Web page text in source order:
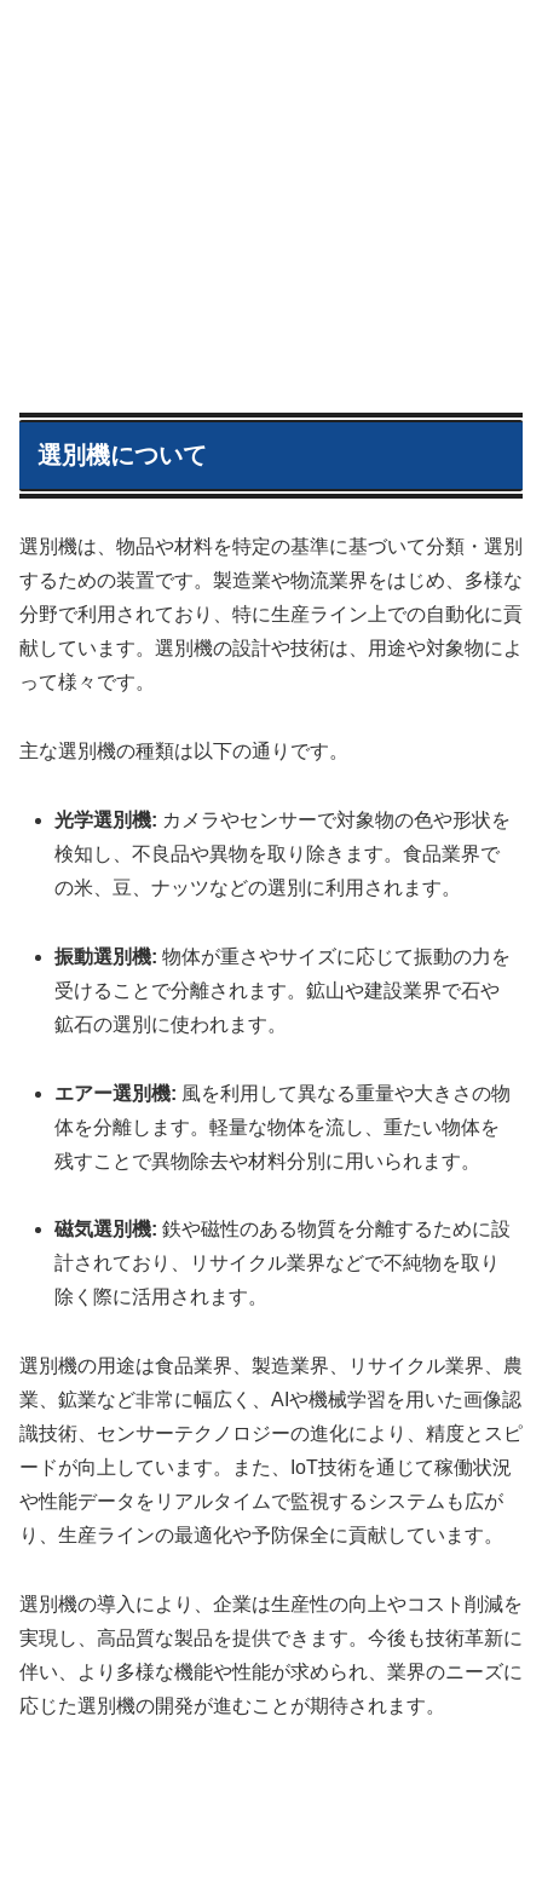
選別機について
選別機は、物品や材料を特定の基準に基づいて分類・選別
するための装置です。製造業や物流業界をはじめ、多様な
分野で利用されており、特に生産ライン上での自動化に貢
献しています。選別機の設計や技術は、用途や対象物によ
って様々です。
主な選別機の種類は以下の通りです。
光学選別機: カメラやセンサーで対象物の色や形状を
検知し、不良品や異物を取り除きます。食品業界で
の米、豆、ナッツなどの選別に利用されます。
振動選別機: 物体が重さやサイズに応じて振動の力を
受けることで分離されます。鉱山や建設業界で石や
鉱石の選別に使われます。
エアー選別機: 風を利用して異なる重量や大きさの物
体を分離します。軽量な物体を流し、重たい物体を
残すことで異物除去や材料分別に用いられます。
磁気選別機: 鉄や磁性のある物質を分離するために設
計されており、リサイクル業界などで不純物を取り
除く際に活用されます。
選別機の用途は食品業界、製造業界、リサイクル業界、農
業、鉱業など非常に幅広く、AIや機械学習を用いた画像認
識技術、センサーテクノロジーの進化により、精度とスピ
ードが向上しています。また、IoT技術を通じて稼働状況
や性能データをリアルタイムで監視するシステムも広が
り、生産ラインの最適化や予防保全に貢献しています。
選別機の導入により、企業は生産性の向上やコスト削減を
実現し、高品質な製品を提供できます。今後も技術革新に
伴い、より多様な機能や性能が求められ、業界のニーズに
応じた選別機の開発が進むことが期待されます。